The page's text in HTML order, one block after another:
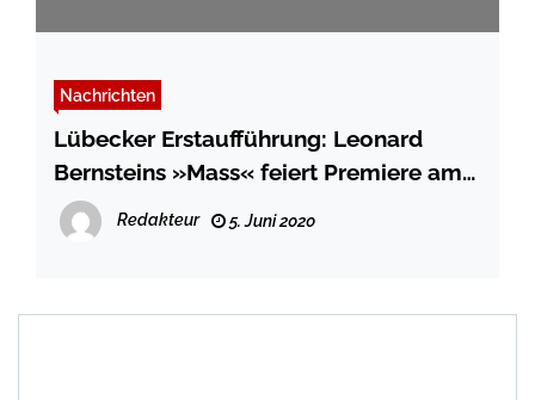
Nachrichten
Lübecker Erstaufführung: Leonard
Bernsteins »Mass« feiert Premiere am
Theater Lübeck
Redakteur 5. Juni 2020